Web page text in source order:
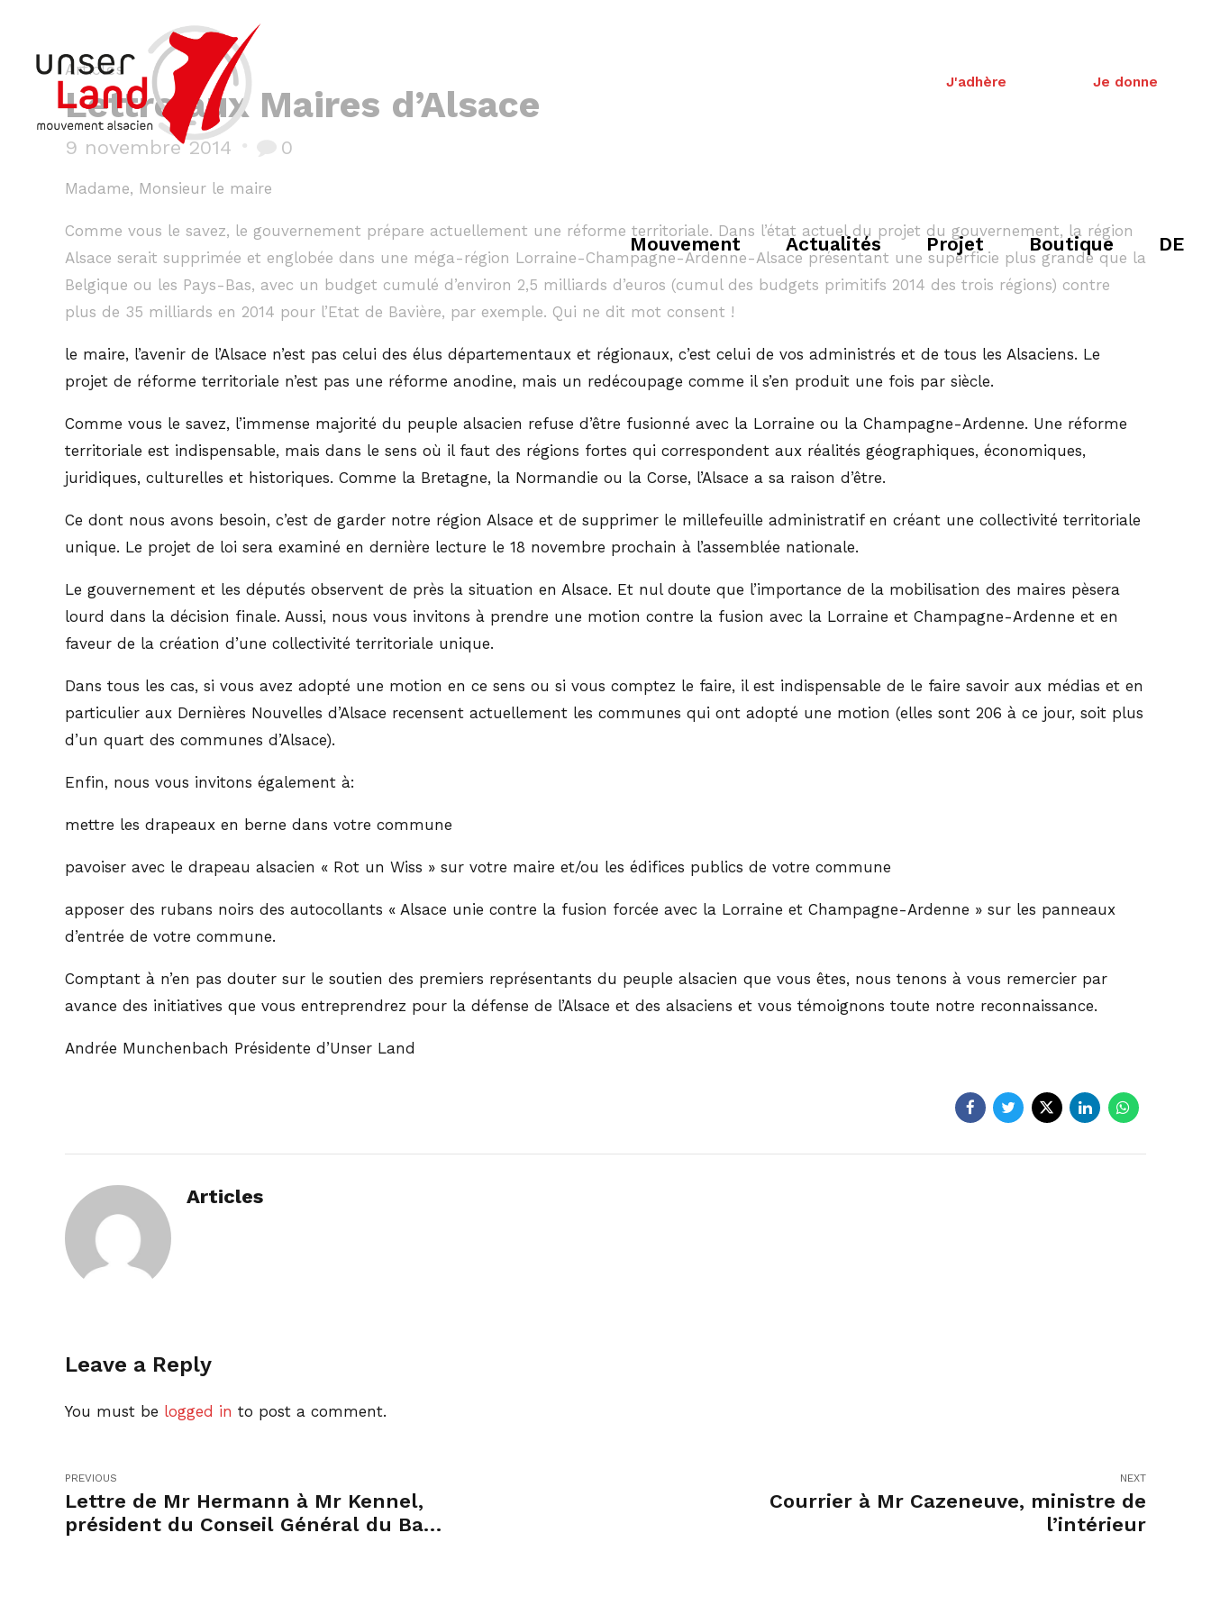
J'adhère Je donne
Mouvement Actualités Projet Boutique DE
Articles
Lettre aux Maires d’Alsace
9 novembre 2014 0
Madame, Monsieur le maire
Comme vous le savez, le gouvernement prépare actuellement une réforme territoriale. Dans l’état actuel du projet du gouvernement, la région
Alsace serait supprimée et englobée dans une méga-région Lorraine-Champagne-Ardenne-Alsace présentant une superficie plus grande que la
Belgique ou les Pays-Bas, avec un budget cumulé d’environ 2,5 milliards d’euros (cumul des budgets primitifs 2014 des trois régions) contre
plus de 35 milliards en 2014 pour l’Etat de Bavière, par exemple. Qui ne dit mot consent !
le maire, l’avenir de l’Alsace n’est pas celui des élus départementaux et régionaux, c’est celui de vos administrés et de tous les Alsaciens. Le
projet de réforme territoriale n’est pas une réforme anodine, mais un redécoupage comme il s’en produit une fois par siècle.
Comme vous le savez, l’immense majorité du peuple alsacien refuse d’être fusionné avec la Lorraine ou la Champagne-Ardenne. Une réforme
territoriale est indispensable, mais dans le sens où il faut des régions fortes qui correspondent aux réalités géographiques, économiques,
juridiques, culturelles et historiques. Comme la Bretagne, la Normandie ou la Corse, l’Alsace a sa raison d’être.
Ce dont nous avons besoin, c’est de garder notre région Alsace et de supprimer le millefeuille administratif en créant une collectivité territoriale
unique. Le projet de loi sera examiné en dernière lecture le 18 novembre prochain à l’assemblée nationale.
Le gouvernement et les députés observent de près la situation en Alsace. Et nul doute que l’importance de la mobilisation des maires pèsera
lourd dans la décision finale. Aussi, nous vous invitons à prendre une motion contre la fusion avec la Lorraine et Champagne-Ardenne et en
faveur de la création d’une collectivité territoriale unique.
Dans tous les cas, si vous avez adopté une motion en ce sens ou si vous comptez le faire, il est indispensable de le faire savoir aux médias et en
particulier aux Dernières Nouvelles d’Alsace recensent actuellement les communes qui ont adopté une motion (elles sont 206 à ce jour, soit plus
d’un quart des communes d’Alsace).
Enfin, nous vous invitons également à:
mettre les drapeaux en berne dans votre commune
pavoiser avec le drapeau alsacien « Rot un Wiss » sur votre maire et/ou les édifices publics de votre commune
apposer des rubans noirs des autocollants « Alsace unie contre la fusion forcée avec la Lorraine et Champagne-Ardenne » sur les panneaux
d’entrée de votre commune.
Comptant à n’en pas douter sur le soutien des premiers représentants du peuple alsacien que vous êtes, nous tenons à vous remercier par
avance des initiatives que vous entreprendrez pour la défense de l’Alsace et des alsaciens et vous témoignons toute notre reconnaissance.
Andrée Munchenbach Présidente d’Unser Land
Articles
Leave a Reply
You must be logged in to post a comment.
PREVIOUS
Lettre de Mr Hermann à Mr Kennel,
président du Conseil Général du Bas
NEXT
Courrier à Mr Cazeneuve, ministre de
l’intérieur